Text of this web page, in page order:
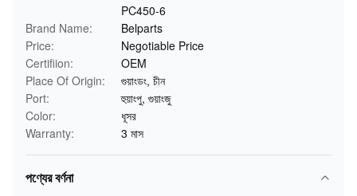
PC450-6
Brand Name:
Belparts
Price:
Negotiable Price
Certifiion:
OEM
Place Of Origin:
গুয়াংডং, চীন
Port:
হুয়াংপু, গুয়াংজু
Color:
ধূসর
Warranty:
3 মাস
পণ্যের বর্ণনা